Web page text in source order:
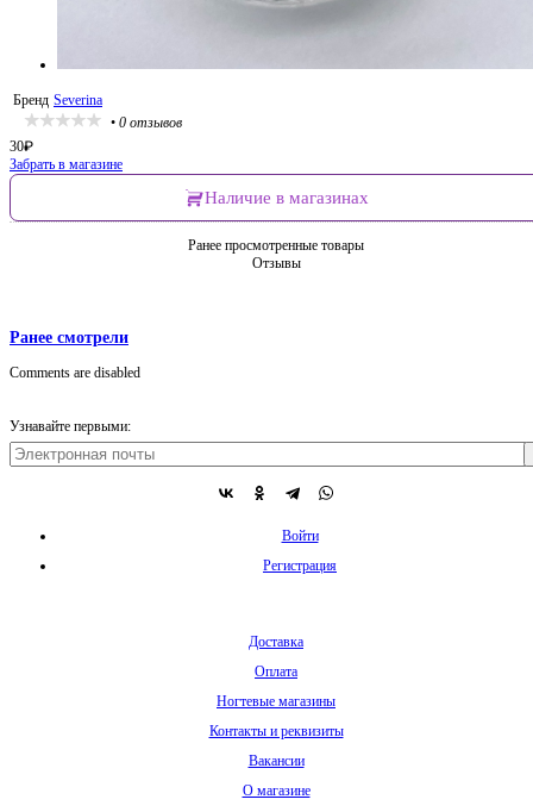
Бренд Severina
• 0 отзывов
30₽
Забрать в магазине
Наличие в магазинах
Ранее просмотренные товары
Отзывы
Ранее смотрели
Comments are disabled
Узнавайте первыми:
Войти
Регистрация
Доставка
Оплата
Ногтевые магазины
Контакты и реквизиты
Вакансии
О магазине